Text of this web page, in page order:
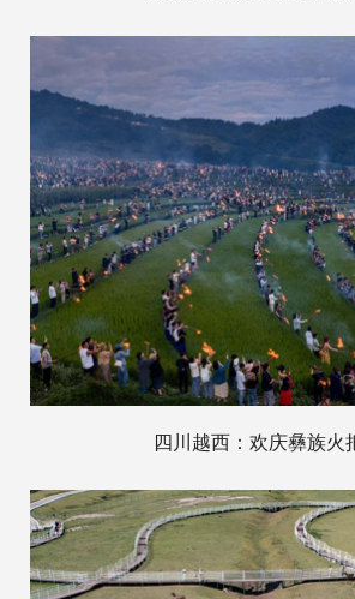
四川越西：欢庆彝族火